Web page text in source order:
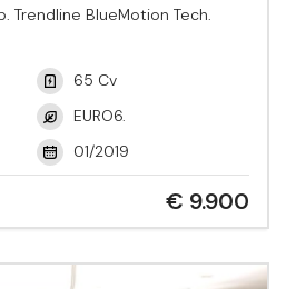
Trendline BlueMotion Tech.
65 Cv
EURO6.
01/2019
€ 9.900